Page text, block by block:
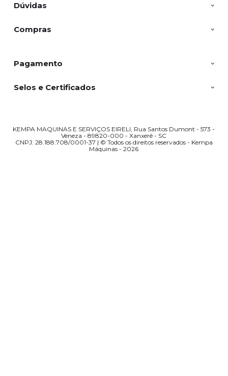
Dúvidas
Compras
Pagamento
Selos e Certificados
KEMPA MAQUINAS E SERVIÇOS EIRELI, Rua Santos Dumont - 573 -
Veneza - 89820-000 - Xanxerê - SC
CNPJ: 28.188.708/0001-37 | © Todos os direitos reservados - Kempa
Máquinas - 2026